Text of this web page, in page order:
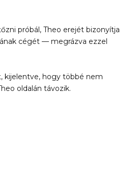
próbál, Theo erejét bizonyítja
cégét — megrázva ezzel
kijelentve, hogy többé nem
oldalán távozik.